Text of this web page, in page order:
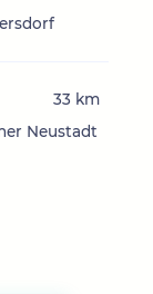
Neustadt
33 km